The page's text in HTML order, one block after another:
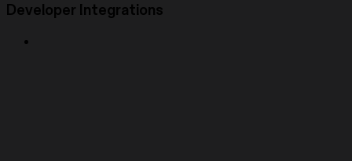
Developer Integrations